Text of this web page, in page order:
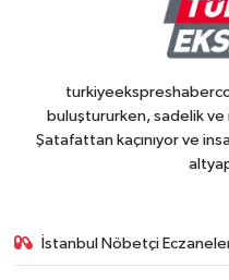
buluştururken, sadelik
Şatafattan kaçınıyor ve
İstanbul Nöbetçi